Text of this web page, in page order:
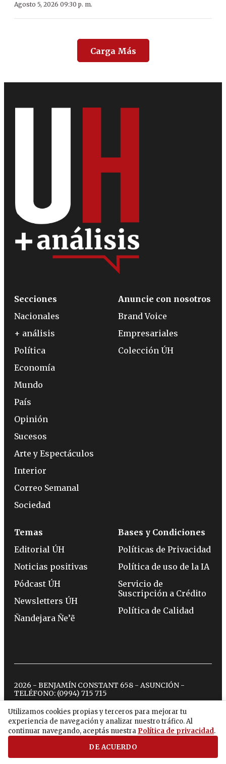
Agosto 5, 2026 09:30 p. m.
Carga Más
Utilizamos cookies propias y terceros para mejorar tu
experiencia de navegación y analizar nuestro tráfico. Al
continuar navegando, aceptás nuestra Política de privacidad.
DE ACUERDO
Secciones
Nacionales
+ análisis
Política
Economía
Mundo
País
Opinión
Sucesos
Arte y Espectáculos
Interior
Correo Semanal
Sociedad
Anuncie con nosotros
Brand Voice
Empresariales
Colección ÚH
Temas
Editorial ÚH
Noticias positivas
Pódcast ÚH
Newsletters ÚH
Ñandejara Ñe’ẽ
Bases y Condiciones
Políticas de Privacidad
Política de uso de la IA
Servicio de
Suscripción a Crédito
Política de Calidad
2026 - BENJAMÍN CONSTANT 658 - ASUNCIÓN -
TELÉFONO: (0994) 715 715
twitterinstagram
facebook
tiktokyoutubespotify